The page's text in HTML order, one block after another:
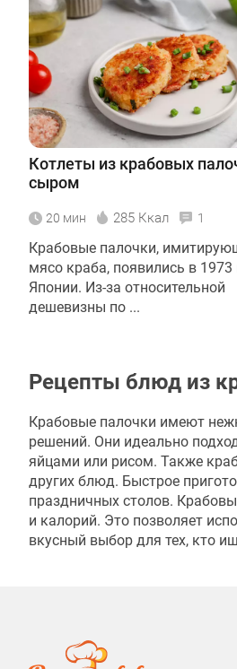
Котлеты из крабовых
сыром
20 мин 285 Ккал 1
Крабовые палочки,
мясо краба, появились в 1973
Японии. Из-за относительной
дешевизны по ...
Рецепты блюд из
Крабовые палочки имеют
решений. Они идеально
яйцами или рисом. Также
других блюд. Быстрое
праздничных столов.
и калорий. Это позволяет
вкусный выбор для тех, кто